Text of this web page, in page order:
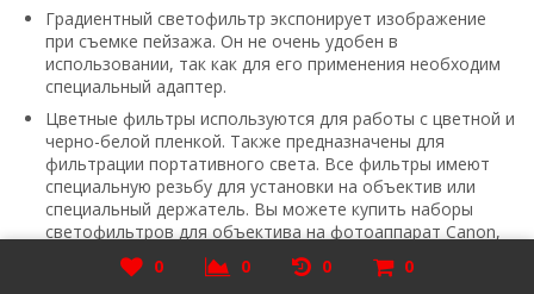
Градиентный светофильтр экспонирует изображение
при съемке пейзажа. Он не очень удобен в
использовании, так как для его применения необходим
специальный адаптер.
Цветные фильтры используются для работы с цветной и
черно-белой пленкой. Также предназначены для
фильтрации портативного света. Все фильтры имеют
специальную резьбу для установки на объектив или
специальный держатель. Вы можете купить наборы
светофильтров для объектива на фотоаппарат Canon,
Nikon для фото на нашем сайте Foto-market.ru по самым
демократичным ценам.
0 0 0 0